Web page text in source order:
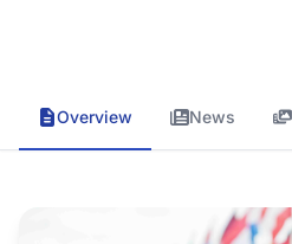
Overview News